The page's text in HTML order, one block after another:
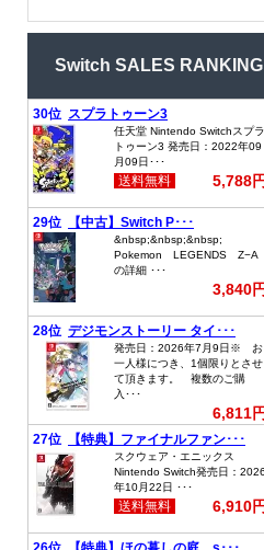
Switch SALES RANKING